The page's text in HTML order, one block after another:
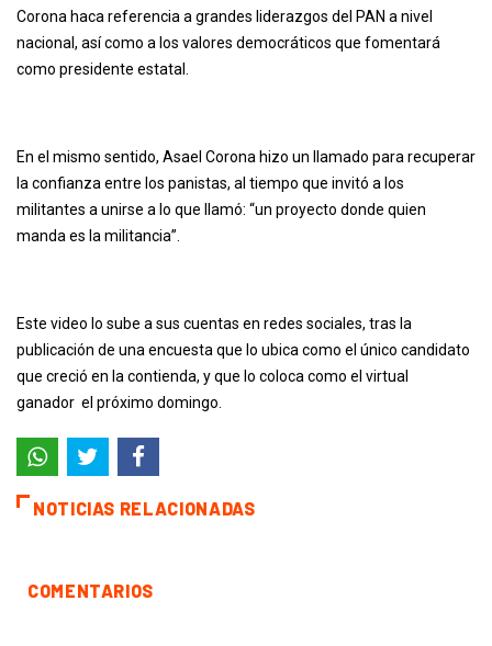
Corona haca referencia a grandes liderazgos del PAN a nivel
nacional, así como a los valores democráticos que fomentará
como presidente estatal.
En el mismo sentido, Asael Corona hizo un llamado para recuperar
la confianza entre los panistas, al tiempo que invitó a los
militantes a unirse a lo que llamó: “un proyecto donde quien
manda es la militancia”.
Este video lo sube a sus cuentas en redes sociales, tras la
publicación de una encuesta que lo ubica como el único candidato
que creció en la contienda, y que lo coloca como el virtual
ganador el próximo domingo.
NOTICIAS RELACIONADAS
COMENTARIOS